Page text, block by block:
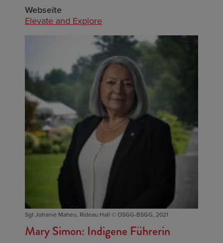
Webseite
Elevate and Explore
Sgt Johanie Maheu, Rideau Hall © OSGG-BSGG, 2021
Mary Simon: Indigene Führerin